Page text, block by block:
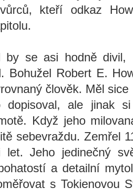
kteří odkaz
by se asi hodně
Bohužel Robert E.
člověk. Měl
dopisoval, ale jinak
Když jeho
sebevraždu. Zemřel
let. Jeho jedinečný
a detailní
s Tokienovou